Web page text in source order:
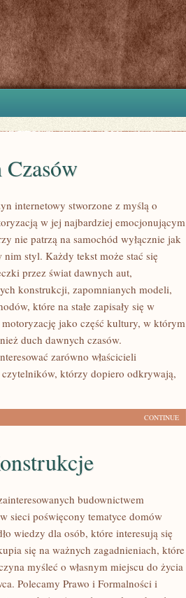
internetowy stworzone z myślą o
w jej najbardziej emocjonującym
nie patrzą na samochód wyłącznie jak
styl. Każdy tekst może stać się
przez świat dawnych aut,
konstrukcji, zapomnianych modeli,
które na stałe zapisały się w
jako część kultury, w którym
duch dawnych czasów.
zarówno właścicieli
którzy dopiero odkrywają,
CONTINUE
budownictwem
sieci poświęcony tematyce domów
wiedzy dla osób, które interesują się
się na ważnych zagadnieniach, które
myśleć o własnym miejscu do życia
Polecamy Prawo i Formalności i